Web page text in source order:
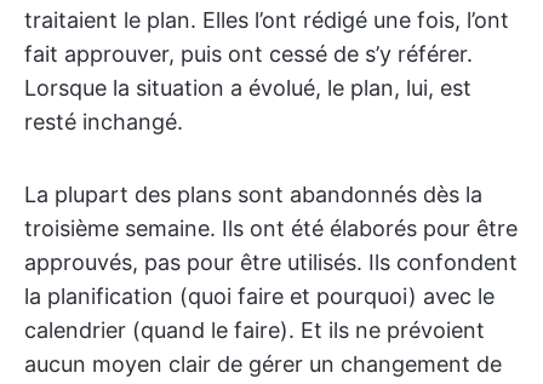
traitaient le plan. Elles l’ont rédigé une fois, l’ont
fait approuver, puis ont cessé de s’y référer.
Lorsque la situation a évolué, le plan, lui, est
resté inchangé.
La plupart des plans sont abandonnés dès la
troisième semaine. Ils ont été élaborés pour être
approuvés, pas pour être utilisés. Ils confondent
la planification (quoi faire et pourquoi) avec le
calendrier (quand le faire). Et ils ne prévoient
aucun moyen clair de gérer un changement de